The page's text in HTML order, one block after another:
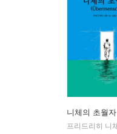
니체의 초월자